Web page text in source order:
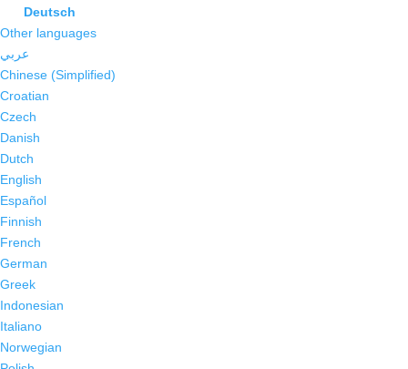
Deutsch
Other languages
عربي
Chinese (Simplified)
Croatian
Czech
Danish
Dutch
English
Español
Finnish
French
German
Greek
Indonesian
Italiano
Norwegian